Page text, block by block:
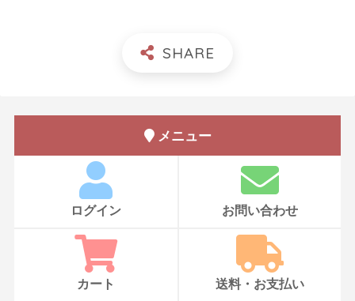
メニュー
ログイン お問い合わせ
カート 送料・お支払い